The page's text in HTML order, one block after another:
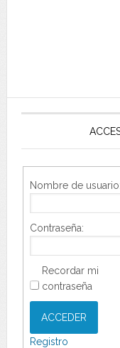
Nombre de usuario:
Contraseña:
Recordar mi
contraseña
ACCEDER
Registro